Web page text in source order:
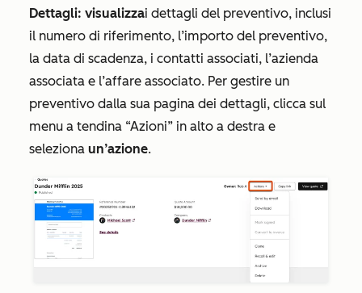
Dettagli: visualizzai dettagli del preventivo, inclusi
il numero di riferimento, l’importo del preventivo,
la data di scadenza, i contatti associati, l’azienda
associata e l’affare associato. Per gestire un
preventivo dalla sua pagina dei dettagli, clicca sul
menu a tendina “Azioni” in alto a destra e
seleziona un’azione.